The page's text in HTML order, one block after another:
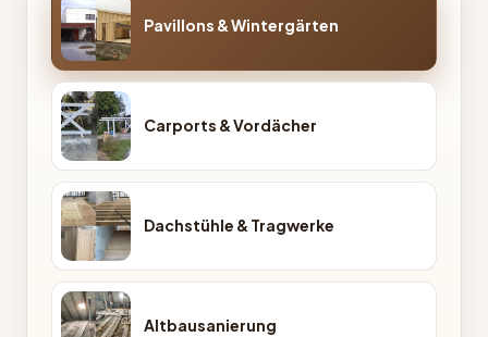
Pavillons & Wintergärten
Carports & Vordächer
Dachstühle & Tragwerke
Altbausanierung